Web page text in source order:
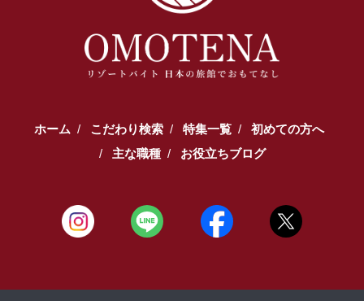
ホーム こだわり検索 特集一覧
初めての方へ
主な職種
お役立ちブログ